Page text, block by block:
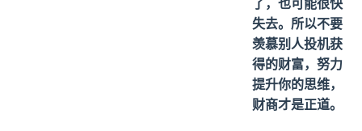
失去。所以不要
羡慕别人投机获
得的财富，努力
提升你的思维，
财商才是正道。